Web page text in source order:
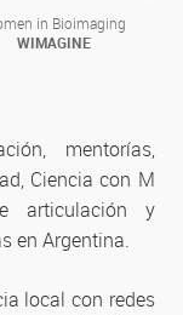
in Bioimaging
WIMAGINE
mentorías,
Ciencia con M
articulación y
en Argentina.
local con redes